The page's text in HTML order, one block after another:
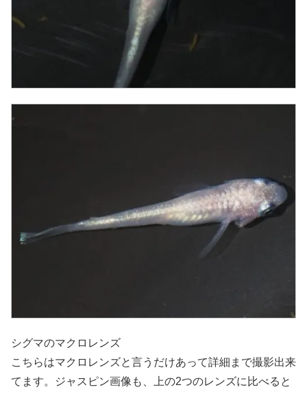
シグマのマクロレンズ
こちらはマクロレンズと言うだけあって詳細まで撮影出来
てます。ジャスピン画像も、上の2つのレンズに比べると